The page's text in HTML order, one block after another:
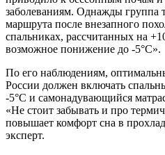
заболеваниям. Однажды группа
маршрута после внезапного
спальниках, рассчитанных на
возможное понижение до -5°C».
По его наблюдениям,
России должен включать
-5°C и самонадувающийся
«Не стоит забывать и про
повышает комфорт сна в
эксперт.